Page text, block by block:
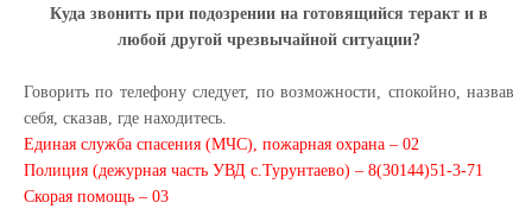
Куда звонить при подозрении на готовящийся теракт и в
любой другой чрезвычайной ситуации?
Говорить по телефону следует, по возможности, спокойно, назвав
себя, сказав, где находитесь.
Единая служба спасения (МЧС), пожарная охрана – 02
Полиция (дежурная часть УВД с.Турунтаево) – 8(30144)51-3-71
Скорая помощь – 03